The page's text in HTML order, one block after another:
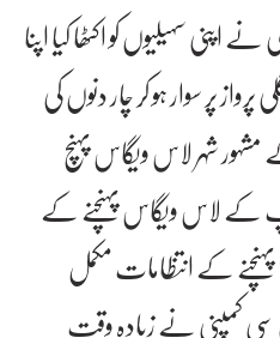
سہیلیوں کو اکٹھا کیا اپنا
پر سوار ہو کر چار دنوں کی
شہر لاس ویگاس پہنچ
لاس ویگاس پہنچنے کے
کے انتظامات مکمل